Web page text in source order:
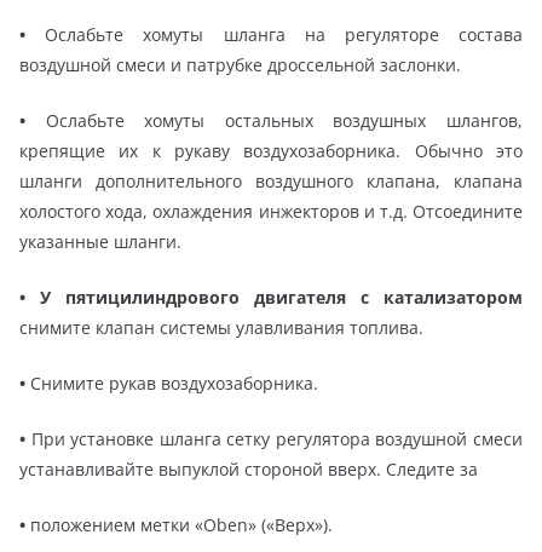
• Ослабьте хомуты шланга на регуляторе состава
воздушной смеси и патрубке дроссельной заслонки.
• Ослабьте хомуты остальных воздушных шлангов,
крепящие их к рукаву воздухозаборника. Обычно это
шланги дополнительного воздушного клапана, клапана
холостого хода, охлаждения инжекторов и т.д. Отсоедините
указанные шланги.
•
У пятицилиндрового двигателя с катализатором
снимите клапан системы улавливания топлива.
• Снимите рукав воздухозаборника.
• При установке шланга сетку регулятора воздушной смеси
устанавливайте выпуклой стороной вверх. Следите за
• положением метки «Oben» («Верх»).